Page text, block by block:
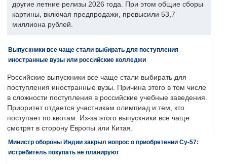
другие летние релизы 2026 года. При этом общие сборы
картины, включая предпродажи, превысили 53,7
миллиона рублей.
Выпускники все чаще стали выбирать для поступления
иностранные вузы или российские колледжи
Российские выпускники все чаще стали выбирать для
поступления иностранные вузы. Причина этого в том числе
в сложности поступления в российские учебные заведения.
Приоритет отдается участникам олимпиад и тем, кто
поступает по квотам. Из-за этого выпускники все чаще
смотрят в сторону Европы или Китая.
Министр обороны Индии закрыл вопрос о приобретении Су-57:
истребитель покупать не планируют